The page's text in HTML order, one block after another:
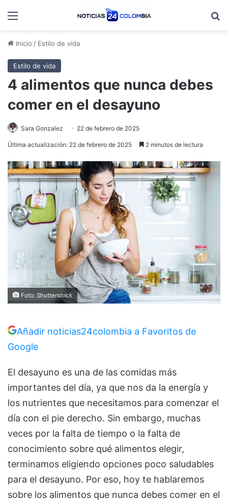
Menú
Inicio / Estilo de vida
Estilo de vida
4 alimentos que nunca debes
comer en el desayuno
Sara Gonzalez 22 de febrero de 2025
Última actualización: 22 de febrero de 2025 2 minutos de lectura
Foto: Shutterstock
Añadir noticias24colombia a Favoritos de
Google
El desayuno es una de las comidas más
importantes del día, ya que nos da la energía y
los nutrientes que necesitamos para comenzar el
día con el pie derecho. Sin embargo, muchas
veces por la falta de tiempo o la falta de
conocimiento sobre qué alimentos elegir,
terminamos eligiendo opciones poco saludables
para el desayuno. Por eso, hoy te hablaremos
sobre los alimentos que nunca debes comer en el